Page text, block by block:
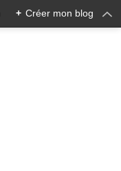
+ Créer mon blog